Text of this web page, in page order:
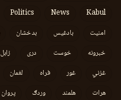
Kabul
News
Politics
امنیت
بادغیس بدخشان
خبرونه
خوست دری زابل
غزني
غور فراه لغمان
هرات
هلمند وردګ پروان